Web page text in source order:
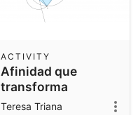
Afinidad que
transforma
cuadrilátero en
ACTIVITY
Teresa Triana